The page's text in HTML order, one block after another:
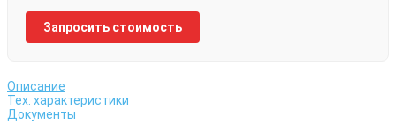
Запросить стоимость
Описание
Тех. характеристики
Документы